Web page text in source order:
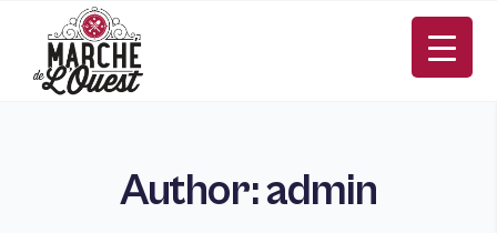
Author: admin